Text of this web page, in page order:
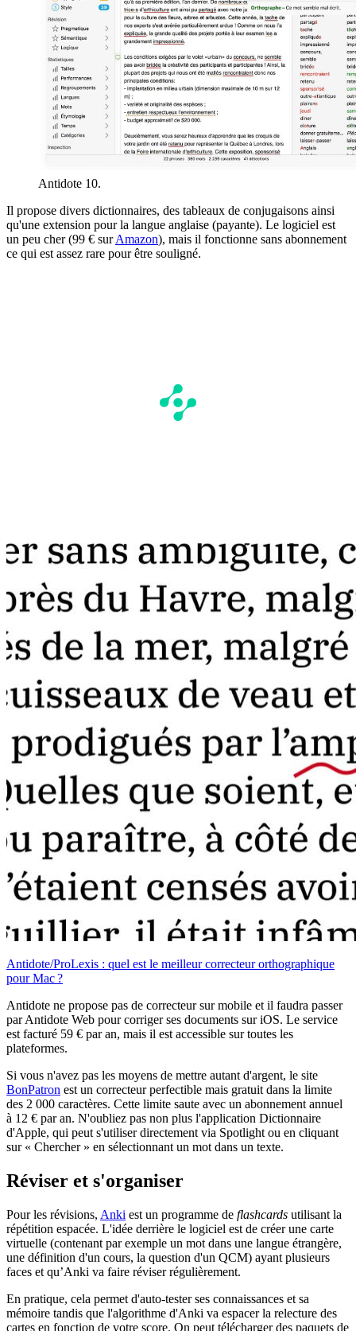
Antidote 10.
Il propose divers dictionnaires, des tableaux de conjugaisons ainsi
qu'une extension pour la langue anglaise (payante). Le logiciel est
un peu cher (99 € surAmazon), mais il fonctionne sans abonnement
ce qui est assez rare pour être souligné.
Antidote/ProLexis : quel est le meilleur correcteur orthographique
pour Mac ?
Antidote ne propose pas de correcteur sur mobile et il faudra passer
par Antidote Web pour corriger ses documents sur iOS. Le service
est facturé 59 € par an, mais il est accessible sur toutes les
plateformes.
Si vous n'avez pas les moyens de mettre autant d'argent, le site
BonPatron est un correcteur perfectible mais gratuit dans la limite
des 2 000 caractères. Cette limite saute avec un abonnement annuel
à 12 € par an. N'oubliez pas non plus l'application Dictionnaire
d'Apple, qui peut s'utiliser directement via Spotlight ou en cliquant
sur « Chercher » en sélectionnant un mot dans un texte.
Réviser et s'organiser
Pour les révisions, Anki est un programme de flashcards utilisant la
répétition espacée. L'idée derrière le logiciel est de créer une carte
virtuelle (contenant par exemple un mot dans une langue étrangère,
une définition d'un cours, la question d'un QCM) ayant plusieurs
faces et qu’Anki va faire réviser régulièrement.
En pratique, cela permet d'auto-tester ses connaissances et sa
mémoire tandis que l'algorithme d'Anki va espacer la relecture des
cartes en fonction de votre score. On peut télécharger des paquets de